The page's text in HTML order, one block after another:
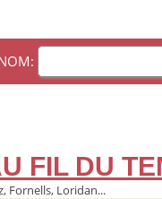
FIL DU
Fornells, Loridan...